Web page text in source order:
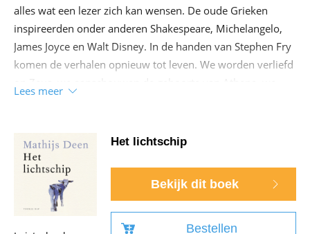
alles wat een lezer zich kan wensen. De oude Grieken
inspireerden onder anderen Shakespeare, Michelangelo,
James Joyce en Walt Disney. In de handen van Stephen Fry
komen de verhalen opnieuw tot leven. We worden verliefd
beeldschone als meedogenloze Artemis. Stephen Fry haalt
deze verhalen op uit de oudheid en geeft ze hun
welverdiende plek in onze moderne tijd.
Lees meer
Het lichtschip
Bekijk dit boek
Bestellen